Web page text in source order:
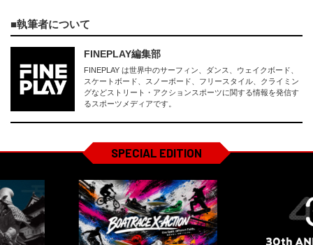
執筆者について
FINEPLAY編集部
FINEPLAY は世界中のサーフィン、ダンス、ウェイクボード、
スケートボード、スノーボード、フリースタイル、クライミン
グなどストリート・アクションスポーツに関する情報を発信す
るスポーツメディアです。
SPECIAL EDITION